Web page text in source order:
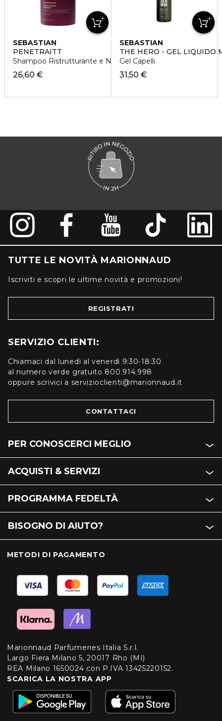
SEBASTIAN
PENETRAITT
Shampoo Ristrutturante e Nutriente
26,60 €
SEBASTIAN
THE HERO - GEL LIQUIDO
Gel Capelli
31,50 €
TUTTE LE NOVITÀ MARIONNAUD
Iscriviti e scopri le ultime novità e promozioni!
REGISTRATI
SERVIZIO CLIENTI:
Chiamaci dal lunedì al venerdì 9:30-18:30
al numero verde gratuito 800.914.998
oppure scrivici a servizioclienti@marionnaud.it
CONTATTACI
PER CONOSCERCI MEGLIO
ACQUISTI & SERVIZI
PROGRAMMA FEDELTÀ
BISOGNO DI AIUTO?
METODI DI PAGAMENTO
Marionnaud Parfumeries Italia S.r.l.
Largo Fiera Milano 5, 20017 Rho (MI)
REA Milano 1650024 con P.IVA 13425220152.
SCARICA LA NOSTRA APP